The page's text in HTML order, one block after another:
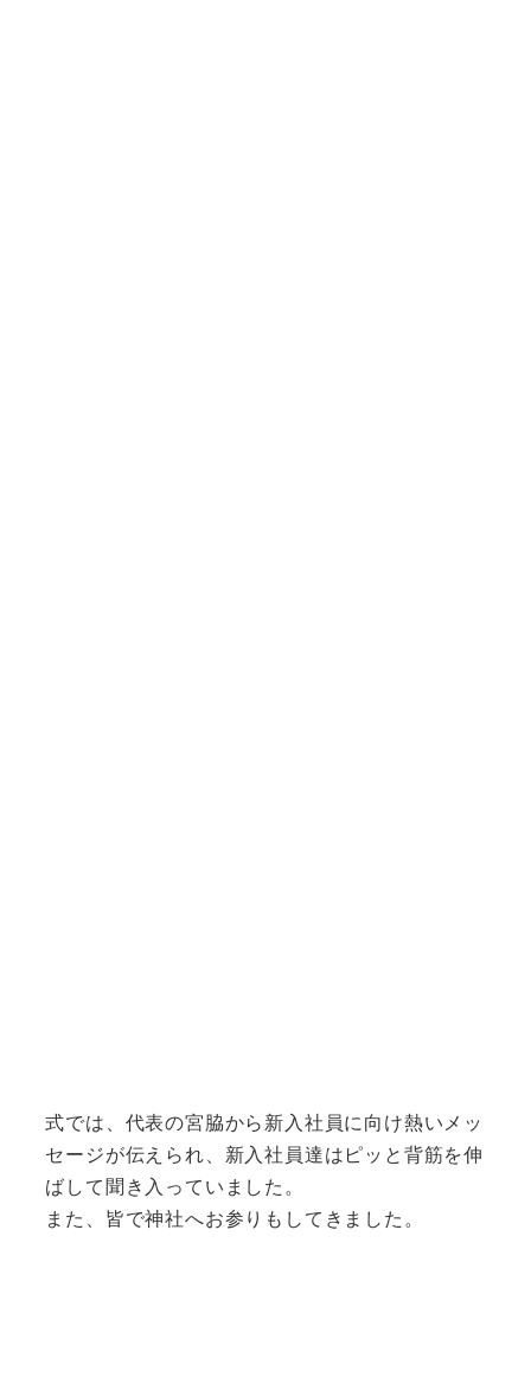
式では、代表の宮脇から新入社員に向け熱いメッ
セージが伝えられ、新入社員達はピッと背筋を伸
ばして聞き入っていました。
また、皆で神社へお参りもしてきました。